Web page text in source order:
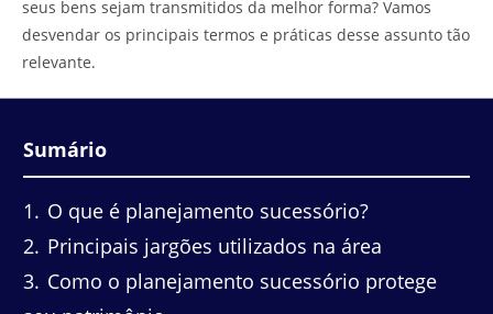
seus bens sejam transmitidos da melhor forma? Vamos
desvendar os principais termos e práticas desse assunto tão
relevante.
Sumário
1
O que é planejamento sucessório?
2 Principais jargões utilizados na área
3 Como o planejamento sucessório protege